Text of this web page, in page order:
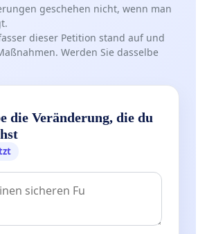
geschehen nicht, wenn man
dieser Petition stand auf und
Werden Sie dasselbe
die Veränderung, die du